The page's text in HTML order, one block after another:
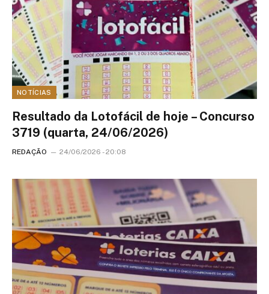
NOTÍCIAS
Resultado da Lotofácil de hoje – Concurso
3719 (quarta, 24/06/2026)
REDAÇÃO 24/06/2026 - 20:08